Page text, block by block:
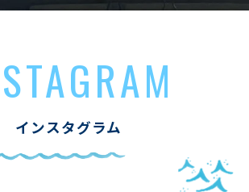
インスタグラム